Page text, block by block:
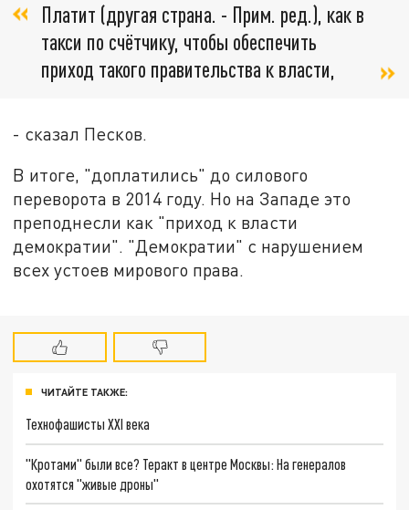
Платит (другая страна. - Прим. ред.), как в
такси по счётчику, чтобы обеспечить
приход такого правительства к власти,
- сказал Песков.
В итоге, "доплатились" до силового
переворота в 2014 году. Но на Западе это
преподнесли как "приход к власти
демократии". "Демократии" с нарушением
всех устоев мирового права.
ЧИТАЙТЕ ТАКЖЕ:
Технофашисты XXI века
"Кротами" были все? Теракт в центре Москвы: На генералов
охотятся "живые дроны"